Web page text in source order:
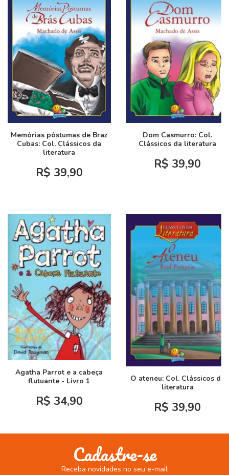
Memórias póstumas de Braz
Cubas: Col. Clássicos da
literatura
R$ 39,90
Dom Casmurro: Col.
Clássicos da literatura
R$ 39,90
Agatha Parrot e a cabeça
flutuante - Livro 1
R$ 34,90
O ateneu: Col. Clássicos da
literatura
R$ 39,90
Cadastre-se
Receba novidades no seu e-mail